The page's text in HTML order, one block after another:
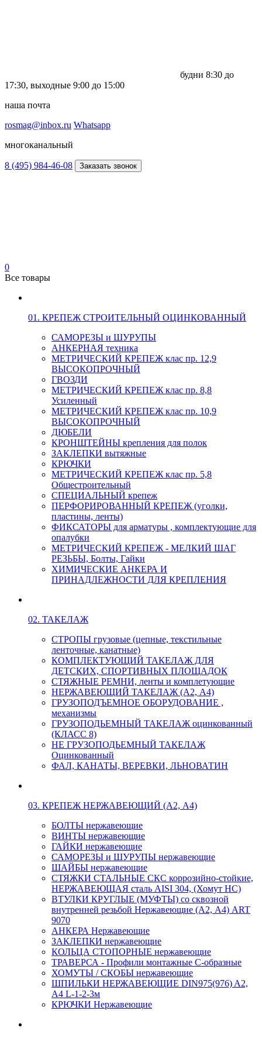
будни 8:30 до
17:30, выходные 9:00 до 15:00
наша почта
rosmag@inbox.ru Whatsapp
многоканальный
8 (495) 984-46-08 Заказать звонок
0
Все товары
01. КРЕПЕЖ СТРОИТЕЛЬНЫЙ ОЦИНКОВАННЫЙ
САМОРЕЗЫ и ШУРУПЫ
АНКЕРНАЯ техника
МЕТРИЧЕСКИЙ КРЕПЕЖ клас пр. 12,9
ВЫСОКОПРОЧНЫЙ
ГВОЗДИ
МЕТРИЧЕСКИЙ КРЕПЕЖ клас пр. 8,8
Усиленный
МЕТРИЧЕСКИЙ КРЕПЕЖ клас пр. 10,9
ВЫСОКОПРОЧНЫЙ
ДЮБЕЛИ
КРОНШТЕЙНЫ крепления для полок
ЗАКЛЕПКИ вытяжные
КРЮЧКИ
МЕТРИЧЕСКИЙ КРЕПЕЖ клас пр. 5,8
Общестроительный
СПЕЦИАЛЬНЫЙ крепеж
ПЕРФОРИРОВАННЫЙ КРЕПЕЖ (уголки,
пластины, ленты)
ФИКСАТОРЫ для арматуры , комплектующие для
опалубки
МЕТРИЧЕСКИЙ КРЕПЕЖ - МЕЛКИЙ ШАГ
РЕЗЬБЫ, Болты, Гайки
ХИМИЧЕСКИЕ АНКЕРА И
ПРИНАДЛЕЖНОСТИ ДЛЯ КРЕПЛЕНИЯ
02. ТАКЕЛАЖ
СТРОПЫ грузовые (цепные, текстильные
ленточные, канатные)
КОМПЛЕКТУЮЩИЙ ТАКЕЛАЖ ДЛЯ
ДЕТСКИХ, СПОРТИВНЫХ ПЛОЩАДОК
СТЯЖНЫЕ РЕМНИ, ленты и комплетующие
НЕРЖАВЕЮЩИЙ ТАКЕЛАЖ (А2, А4)
ГРУЗОПОДЪЕМНОЕ ОБОРУДОВАНИЕ ,
механизмы
ГРУЗОПОДЬЕМНЫЙ ТАКЕЛАЖ оцинкованный
(КЛАСС 8)
НЕ ГРУЗОПОДЬЕМНЫЙ ТАКЕЛАЖ
Оцинкованный
ФАЛ, КАНАТЫ, ВЕРЕВКИ, ЛЬНОВАТИН
03. КРЕПЕЖ НЕРЖАВЕЮЩИЙ (А2, А4)
БОЛТЫ нержавеющие
ВИНТЫ нержавеющие
ГАЙКИ нержавеющие
САМОРЕЗЫ и ШУРУПЫ нержавеющие
ШАЙБЫ нержавеющие
СТЯЖКИ СТАЛЬНЫЕ СКС коррозийно-стойкие,
НЕРЖАВЕЮЩАЯ сталь AISI 304, (Хомут НС)
ВТУЛКИ КРУГЛЫЕ (МУФТЫ) со сквозной
внутренней резьбой Нержавеющие (А2, А4) ART
9070
АНКЕРА Нержавеющие
ЗАКЛЕПКИ нержавеющие
КОЛЬЦА СТОПОРНЫЕ нержавеющие
ТРАВЕРСА - Профили монтажные С-образные
ХОМУТЫ / СКОБЫ нержавеющие
ШПИЛЬКИ НЕРЖАВЕЮЩИЕ DIN975(976) A2,
А4 L-1-2-3м
КРЮЧКИ Нержавеющие